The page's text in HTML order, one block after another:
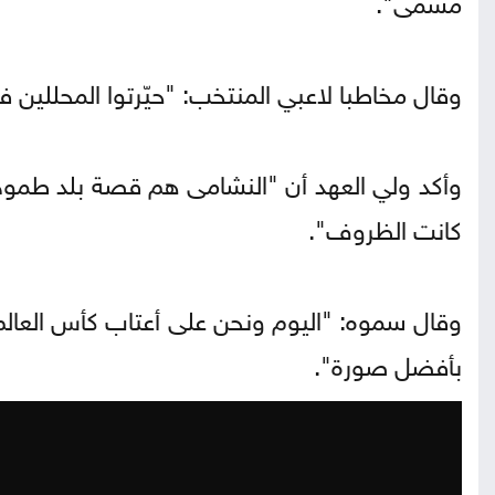
وقال مخاطبا لاعبي المنتخب: "حيّرتوا المحللين
وأكد ولي العهد أن "النشامى هم قصة بلد
كانت الظروف".
وقال سموه: "اليوم ونحن على أعتاب كأس
بأفضل صورة".